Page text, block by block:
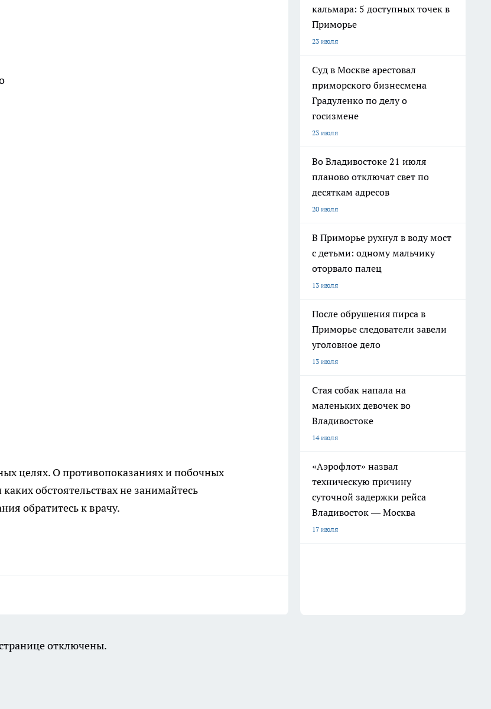
целях. О противопоказаниях и побочных
обстоятельствах не занимайтесь
обратитесь к врачу.
кальмара: 5 доступных точек в
Приморье
23 июля
Суд в Москве арестовал
приморского бизнесмена
Градуленко по делу о
госизмене
23 июля
Во Владивостоке 21 июля
планово отключат свет по
десяткам адресов
20 июля
В Приморье рухнул в воду мост
с детьми: одному мальчику
оторвало палец
13 июля
После обрушения пирса в
Приморье следователи завели
уголовное дело
13 июля
Стая собак напала на
маленьких девочек во
Владивостоке
14 июля
«Аэрофлот» назвал
техническую причину
суточной задержки рейса
Владивосток — Москва
17 июля
отключены.